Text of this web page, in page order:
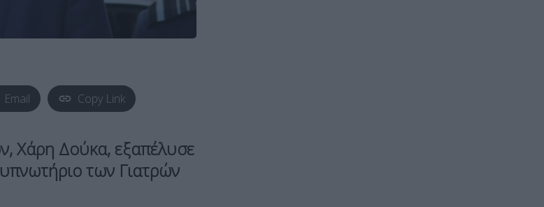
Email Copy Link
Χάρη Δούκα, εξαπέλυσε
των Γιατρών